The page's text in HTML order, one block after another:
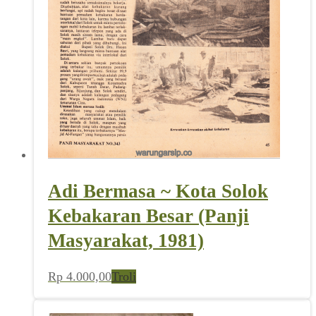
Adi Bermasa ~ Kota Solok
Kebakaran Besar (Panji
Masyarakat, 1981)
Rp 4.000,00Troli